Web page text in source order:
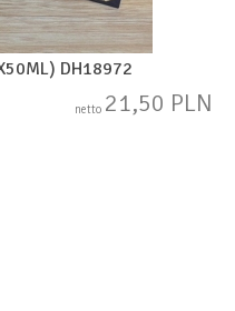
DH18972
netto 21,50 PLN